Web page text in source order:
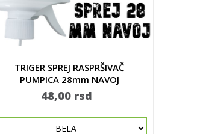
TRIGER SPREJ RASPRŠIVAČ
PUMPICA 28mm NAVOJ
48,00 rsd